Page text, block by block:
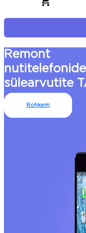
Remont
sülearvutite
Rohkem